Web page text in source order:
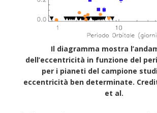
Il diagramma mostra
dell’eccentricità in funzione del
per i pianeti del campione
eccentricità ben determinate.
et al.